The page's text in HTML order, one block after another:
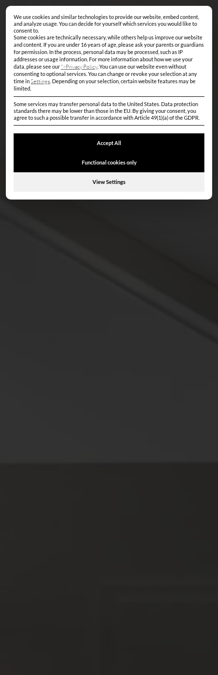
Schranktürspiegel
Privacy Settings
We use cookies and similar technologies to provide our website, embed content,
and analyze usage. You can decide for yourself which services you would like to
consent to.
Some cookies are technically necessary, while others help us improve our website
and content. If you are under 16 years of age, please ask your parents or guardians
for permission. In the process, personal data may be processed, such as IP
addresses or usage information. For more information about how we use your
data, please see our ">Privacy Policy You can use our website even without
consenting to optional services. You can change or revoke your selection at any
time inSettings Depending on your selection, certain website features may be
limited.
Some services may transfer personal data to the United States. Data protection
standards there may be lower than those in the EU. By giving your consent, you
agree to such a possible transfer in accordance with Article 49(1)(a) of the GDPR.
Accept All
Functional cookies only
View Settings